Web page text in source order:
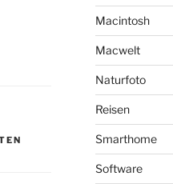
Macintosh
Macwelt
Naturfoto
Reisen
Smarthome
Software